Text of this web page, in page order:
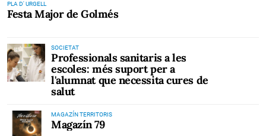
PLA D' URGELL
Festa Major de Golmés
SOCIETAT
Professionals sanitaris a les
escoles: més suport per a
l'alumnat que necessita cures de
salut
MAGAZÍN TERRITORIS
Magazín 79